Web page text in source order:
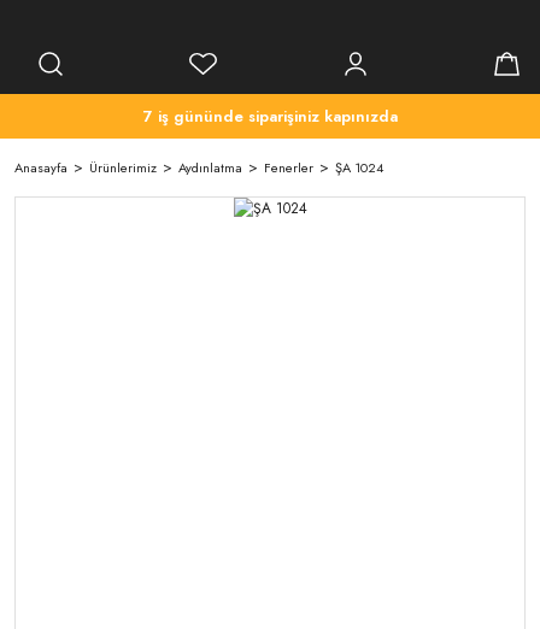
7 iş gününde siparişiniz kapınızda
Anasayfa Ürünlerimiz Aydınlatma Fenerler ŞA 1024